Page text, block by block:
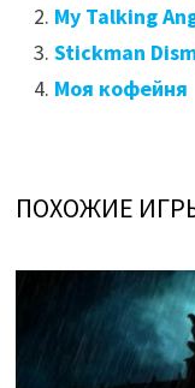
My Talking
Stickman
Моя кофейня
ПОХОЖИЕ